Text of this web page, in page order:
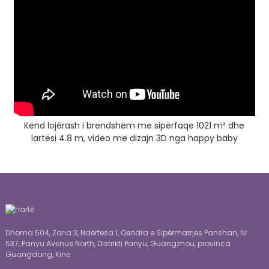
Kënd lojërash i brendshëm me sipërfaqe 1021 m² dhe
lartësi 4.8 m, video me dizajn 3D nga happy baby
Dhoma 504, Zona 3, Ndërtesa 1, Qendra e Sipërmarrjes Panshan, Nr.
537, Panyu Avenue North, Distrikti Panyu, Guangzhou, provinca
Guangdong, Kinë